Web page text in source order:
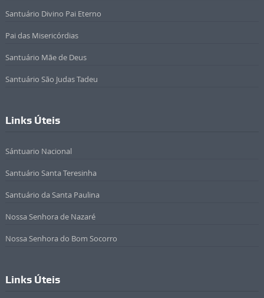
Santuário Divino Pai Eterno
Pai das Misericórdias
Santuário Mãe de Deus
Santuário São Judas Tadeu
Links Úteis
Sántuario Nacional
Santuário Santa Teresinha
Santuário da Santa Paulina
Nossa Senhora de Nazaré
Nossa Senhora do Bom Socorro
Links Úteis